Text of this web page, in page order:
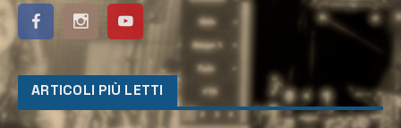
ARTICOLI PIÙ LETTI